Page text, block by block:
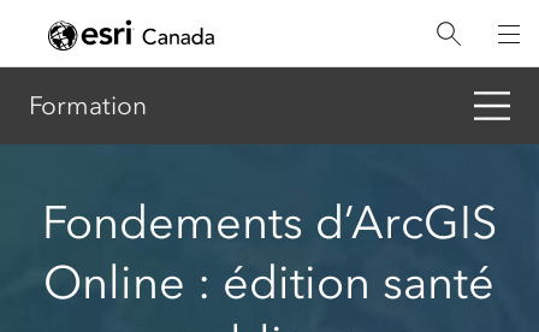
contenu
Formation
Fondements d’ArcGIS
Online : édition santé